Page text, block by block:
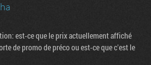
est-ce que le prix actuellement affiché
de promo de préco ou est-ce que c'est le